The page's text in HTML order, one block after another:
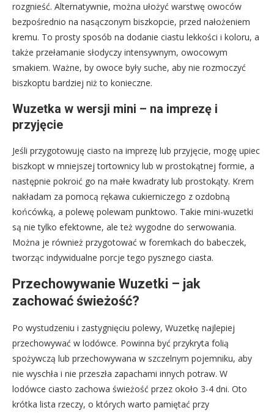
rozgnieść. Alternatywnie, można ułożyć warstwę owoców
bezpośrednio na nasączonym biszkopcie, przed nałożeniem
kremu. To prosty sposób na dodanie ciastu lekkości i koloru, a
także przełamanie słodyczy intensywnym, owocowym
smakiem. Ważne, by owoce były suche, aby nie rozmoczyć
biszkoptu bardziej niż to konieczne.
Wuzetka w wersji mini – na imprezę i
przyjęcie
Jeśli przygotowuję ciasto na imprezę lub przyjęcie, mogę upiec
biszkopt w mniejszej tortownicy lub w prostokątnej formie, a
następnie pokroić go na małe kwadraty lub prostokąty. Krem
nakładam za pomocą rękawa cukierniczego z ozdobną
końcówką, a polewę polewam punktowo. Takie mini-wuzetki
są nie tylko efektowne, ale też wygodne do serwowania.
Można je również przygotować w foremkach do babeczek,
tworząc indywidualne porcje tego pysznego ciasta.
Przechowywanie Wuzetki – jak
zachować świeżość?
Po wystudzeniu i zastygnięciu polewy, Wuzetkę najlepiej
przechowywać w lodówce. Powinna być przykryta folią
spożywczą lub przechowywana w szczelnym pojemniku, aby
nie wyschła i nie przeszła zapachami innych potraw. W
lodówce ciasto zachowa świeżość przez około 3-4 dni. Oto
krótka lista rzeczy, o których warto pamiętać przy